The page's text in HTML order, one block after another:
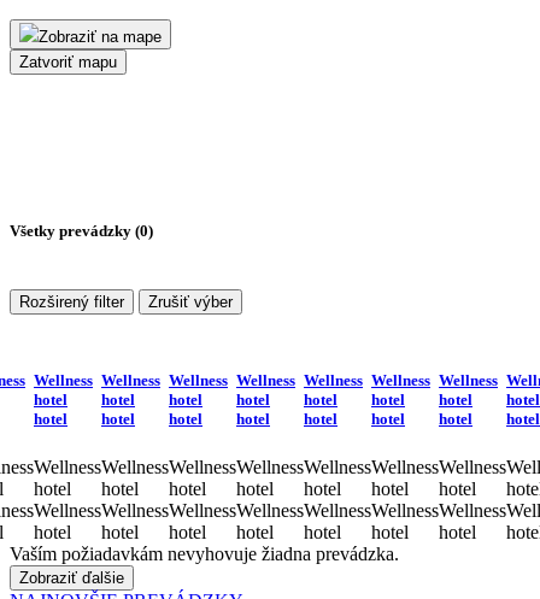
Zobraziť na mape
Zatvoriť mapu
Všetky prevádzky (0)
Rozširený filter Zrušiť výber
Wellness
hotel
hotel
Wellness
hotel
Wellness
hotel
Wellness
hotel
hotel
Wellness
hotel
Wellness
hotel
Wellness
hotel
hotel
Wellness
hotel
Wellness
hotel
Wellness
hotel
hotel
Wellness
hotel
Wellness
hotel
Wellness
hotel
hotel
Wellness
hotel
Wellness
hotel
Wellness
hotel
hotel
Wellness
hotel
Wellness
hotel
Wellness
hotel
hotel
Wellness
hotel
Wellness
hotel
hotel
hotel
Vaším požiadavkám nevyhovuje žiadna prevádzka.
Zobraziť ďalšie